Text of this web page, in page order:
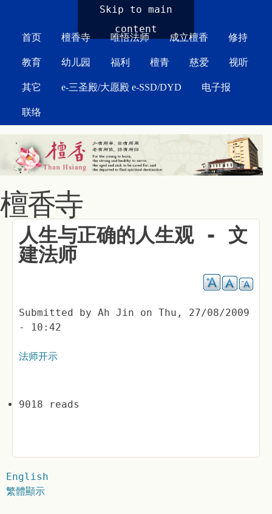
Skip to main
content
首页 檀香寺 唯悟法师 成立檀香 修持
教育 幼儿园 福利 檀青 慈爱 视听
其它 e-三圣殿/大愿殿 e-SSD/DYD 电子报
联络
檀香寺
人生与正确的人生观 - 文
建法师
Submitted by Ah Jin on Thu, 27/08/2009
- 10:42
法师开示
9018 reads
English
繁體顯示